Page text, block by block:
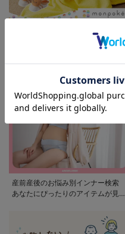
産前産後のお悩み別インナー検索
あなたにぴったりのアイテムが見つ